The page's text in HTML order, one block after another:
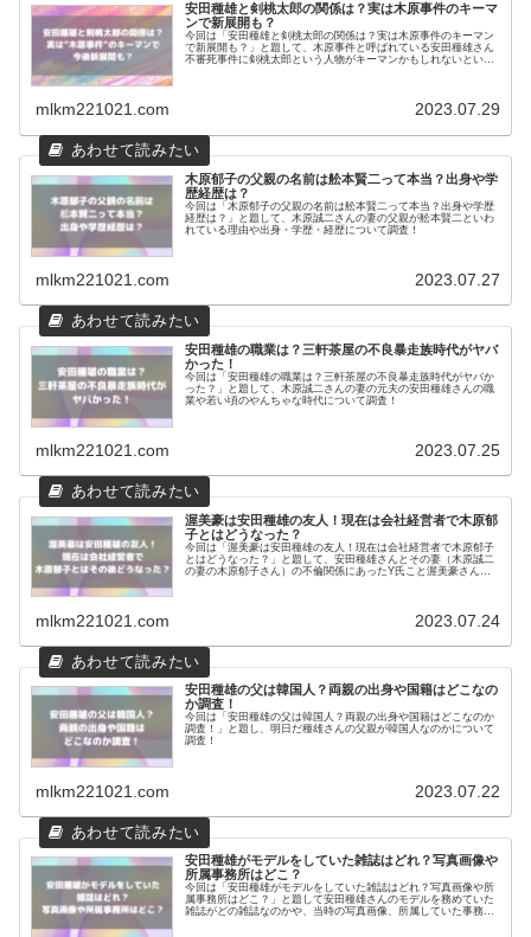
安田種雄と剣桃太郎の関係は？実は木原事件のキーマ
ンで新展開も？
今回は「安田種雄と剣桃太郎の関係は？実は木原事件のキーマン
で新展開も？」と題して、木原事件と呼ばれている安田種雄さん
不審死事件に剣桃太郎という人物がキーマンかもしれないという
mlkm221021.com 2023.07.29
木原郁子の父親の名前は舩本賢二って本当？出身や学
歴経歴は？
今回は「木原郁子の父親の名前は舩本賢二って本当？出身や学歴
経歴は？」と題して、木原誠二さんの妻の父親が舩本賢二といわ
れている理由や出身・学歴・経歴について調査！
mlkm221021.com 2023.07.27
安田種雄の職業は？三軒茶屋の不良暴走族時代がヤバ
かった！
今回は「安田種雄の職業は？三軒茶屋の不良暴走族時代がヤバか
った？」と題して、木原誠二さんの妻の元夫の安田種雄さんの職
業や若い頃のやんちゃな時代について調査！
mlkm221021.com 2023.07.25
渥美豪は安田種雄の友人！現在は会社経営者で木原郁
子とはどうなった？
今回は「渥美豪は安田種雄の友人！現在は会社経営者で木原郁子
とはどうなった？」と題して、安田種雄さんとその妻（木原誠二
の妻の木原郁子さん）の不倫関係にあったY氏こと渥美豪さんに
mlkm221021.com 2023.07.24
安田種雄の父は韓国人？両親の出身や国籍はどこなの
か調査！
今回は「安田種雄の父は韓国人？両親の出身や国籍はどこなのか
調査！」と題し、明日だ種雄さんの父親が韓国人なのかについて
調査！
mlkm221021.com 2023.07.22
安田種雄がモデルをしていた雑誌はどれ？写真画像や
所属事務所はどこ？
今回は「安田種雄がモデルをしていた雑誌はどれ？写真画像や所
属事務所はどこ？」と題して安田種雄さんのモデルを務めていた
雑誌がどの雑誌なのかや、当時の写真画像、所属していた事務所